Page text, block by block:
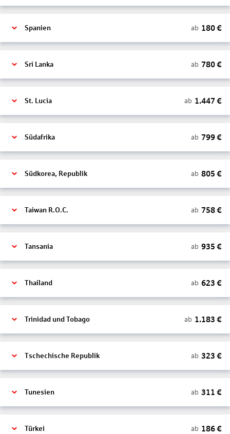
Spanien ab 180€
Sri Lanka ab 780€
St. Lucia ab 1.447 €
Südafrika ab 799€
Südkorea, Republik ab 805 €
Taiwan R.O.C. ab 758€
Tansania ab 935 €
Thailand ab 623 €
Trinidad und Tobago ab 1.183 €
Tschechische Republik ab 323 €
Tunesien ab 311 €
Türkei ab 186€